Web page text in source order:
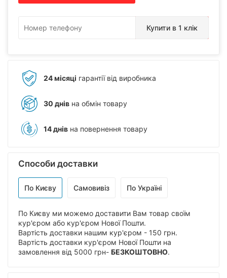
Купити в 1 клік
24 місяці гарантії від виробника
30 днів на обмін товару
14 днів на повернення товару
Способи доставки
По Києву Самовивіз По Україні
По Києву ми можемо доставити Вам товар своїм
кур'єром або кур'єром Нової Пошти.
Вартість доставки нашим кур'єром - 150 грн.
Вартість доставки кур'єром Нової Пошти на
замовлення від 5000 грн- БЕЗКОШТОВНО.